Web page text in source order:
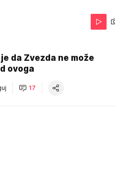
da Zvezda ne može
ovoga
17